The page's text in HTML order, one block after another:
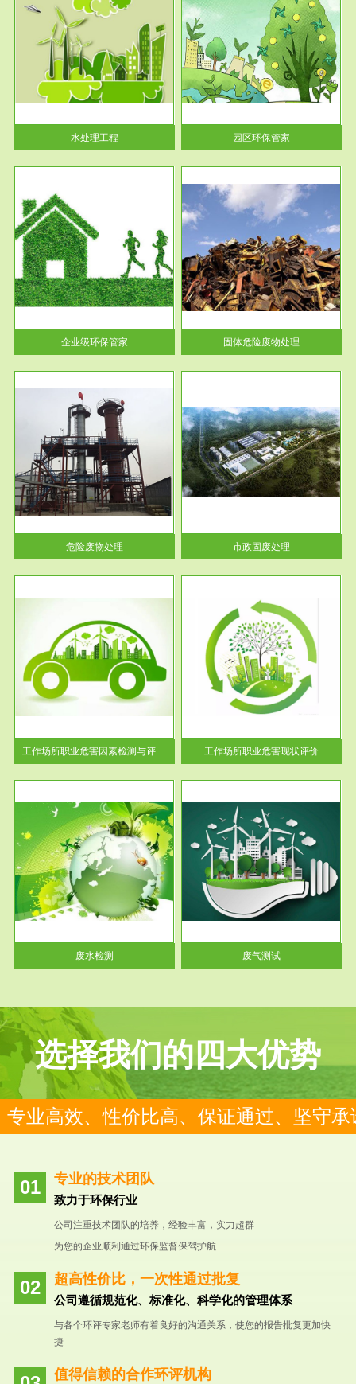
水处理工程
服务范围
园区环保管家
2016 年 4 月，环保部下发《关
于积极发挥环境保护作用促进供
给侧结...
园区环保管家
企业级环保管家
服务范围
固体危险废物处理
固体废物解释：固体废物是指人
们在生产建设、日常生活和其他
活动中...
固体危险废物处理
危险废物处理
服务范围
市政固废处理
蔚蓝生态环境科技所从事的市政
废物处理业务包括市政废物的处
理处...
市政固废处理
工作场所职业危害因素检测与评价...
服务范围
工作场所职业危害现状评价
【现状评价意义】：具体因素---
-通过质谱分析等多种手段明确
工作场...
工作场所职业危害现状评价
废水检测
服务范围
废气测试
检测范围工业废气检测包括有机
废气和无机废气。有机废气主要
包括...
废气测试
选择我们的四大优势
专业高效、性价比高、保证通过、坚守承
专业的技术团队
致力于环保行业
公司注重技术团队的培养，经验丰富，实力超群
为您的企业顺利通过环保监督保驾护航
超高性价比，一次性通过批复
公司遵循规范化、标准化、科学化的管理体系
与各个环评专家老师有着良好的沟通关系，使您的报告批复更加快
捷
值得信赖的合作环评机构